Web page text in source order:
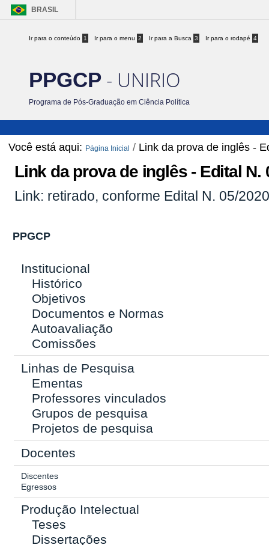
BRASIL
Ir para o conteúdo 1 Ir para o menu 2 Ir para a Busca 3 Ir para o rodapé 4
PPGCP - UNIRIO
Programa de Pós-Graduação em Ciência Política
Você está aqui: Página Inicial / Link da prova de inglês -
Link da prova de inglês - Edital N.
Link: retirado, conforme Edital N. 05/
PPGCP
Institucional
Histórico
Objetivos
Documentos e Normas
Autoavaliação
Comissões
Linhas de Pesquisa
Ementas
Professores vinculados
Grupos de pesquisa
Projetos de pesquisa
Docentes
Discentes
Egressos
Produção Intelectual
Teses
Dissertações